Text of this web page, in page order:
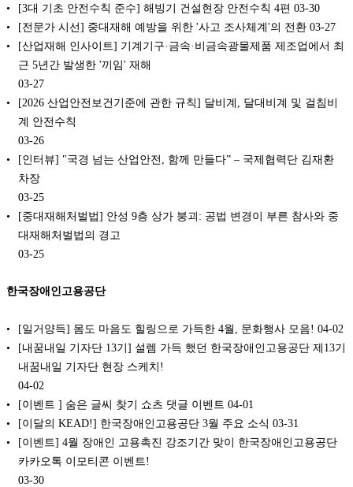
[3대 기초 안전수칙 준수] 해빙기 건설현장 안전수칙 4편 03-30
[전문가 시선] 중대재해 예방을 위한 '사고 조사체계'의 전환 03-27
[산업재해 인사이트] 기계기구·금속·비금속광물제품 제조업에서 최
근 5년간 발생한 '끼임' 재해
03-27
[2026 산업안전보건기준에 관한 규칙] 달비계, 달대비계 및 걸침비
계 안전수칙
03-26
[인터뷰] "국경 넘는 산업안전, 함께 만들다” – 국제협력단 김재환
차장
03-25
[중대재해처벌법] 안성 9층 상가 붕괴: 공법 변경이 부른 참사와 중
대재해처벌법의 경고
03-25
한국장애인고용공단
[일거양득] 몸도 마음도 힐링으로 가득한 4월, 문화행사 모음! 04-02
[내꿈내일 기자단 13기] 설렘 가득 했던 한국장애인고용공단 제13기
내꿈내일 기자단 현장 스케치!
04-02
[이벤트 ] 숨은 글씨 찾기 쇼츠 댓글 이벤트 04-01
[이달의 KEAD!] 한국장애인고용공단 3월 주요 소식 03-31
[이벤트] 4월 장애인 고용촉진 강조기간 맞이 한국장애인고용공단
카카오톡 이모티콘 이벤트!
03-30